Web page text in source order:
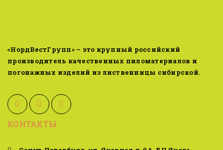
«НордВестГрупп» – это крупный российский
производитель качественных пиломатериалов и
погонажных изделий из лиственницы сибирской.
КОНТАКТЫ